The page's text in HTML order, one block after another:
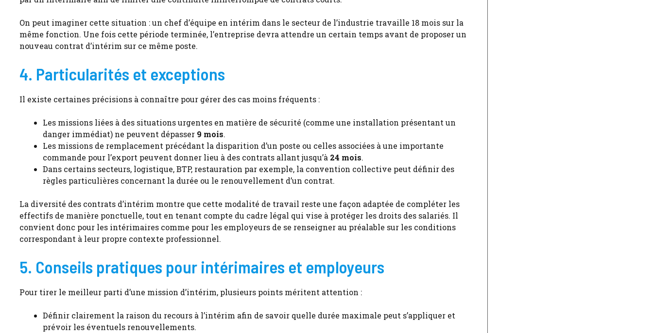
On peut imaginer cette situation : un chef d’équipe en intérim dans le secteur de l’industrie travaille 18 mois sur la
même fonction. Une fois cette période terminée, l’entreprise devra attendre un certain temps avant de proposer un
nouveau contrat d’intérim sur ce même poste.
4. Particularités et exceptions
Il existe certaines précisions à connaître pour gérer des cas moins fréquents :
Les missions liées à des situations urgentes en matière de sécurité (comme une installation présentant un
danger immédiat) ne peuvent dépasser 9 mois.
Les missions de remplacement précédant la disparition d’un poste ou celles associées à une importante
commande pour l’export peuvent donner lieu à des contrats allant jusqu’à 24 mois.
Dans certains secteurs, logistique, BTP, restauration par exemple, la convention collective peut définir des
règles particulières concernant la durée ou le renouvellement d’un contrat.
La diversité des contrats d’intérim montre que cette modalité de travail reste une façon adaptée de compléter les
effectifs de manière ponctuelle, tout en tenant compte du cadre légal qui vise à protéger les droits des salariés. Il
convient donc pour les intérimaires comme pour les employeurs de se renseigner au préalable sur les conditions
correspondant à leur propre contexte professionnel.
5. Conseils pratiques pour intérimaires et employeurs
Pour tirer le meilleur parti d’une mission d’intérim, plusieurs points méritent attention :
Définir clairement la raison du recours à l’intérim afin de savoir quelle durée maximale peut s’appliquer et
prévoir les éventuels renouvellements.